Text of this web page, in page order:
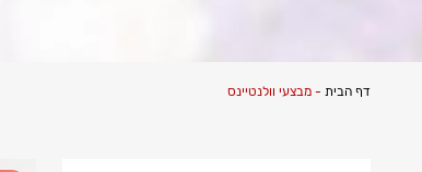
דף הבית -מבצעי וולנטיינס